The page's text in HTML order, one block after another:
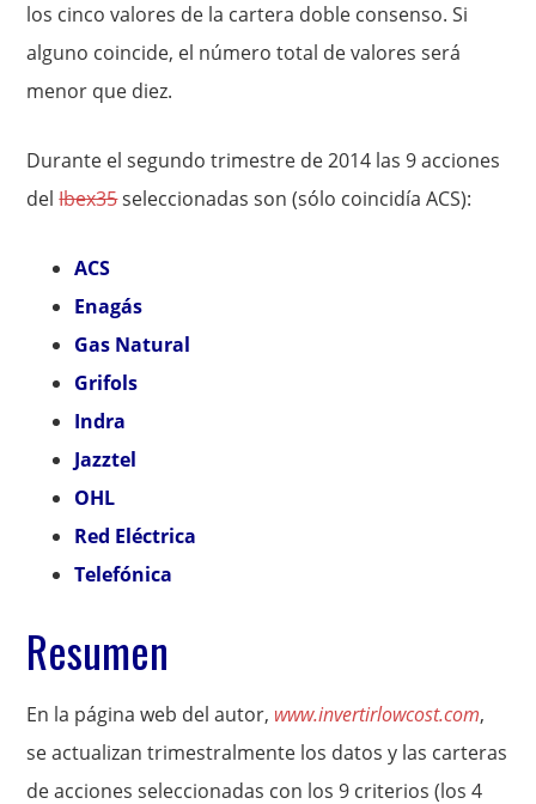
los cinco valores de la cartera doble consenso. Si
alguno coincide, el número total de valores será
menor que diez.
Durante el segundo trimestre de 2014 las 9 acciones
delIbex35seleccionadas son (sólo coincidía ACS):
ACS
Enagás
Gas Natural
Grifols
Indra
Jazztel
OHL
Red Eléctrica
Telefónica
Resumen
En la página web del autor, www.invertirlowcost.com,
se actualizan trimestralmente los datos y las carteras
de acciones seleccionadas con los 9 criterios (los 4